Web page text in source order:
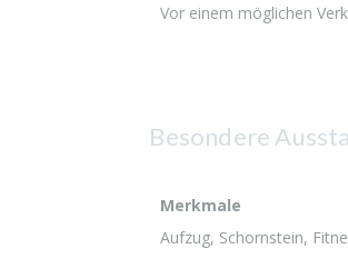
Vor einem möglichen
Besondere
Merkmale
Aufzug, Schornstein,